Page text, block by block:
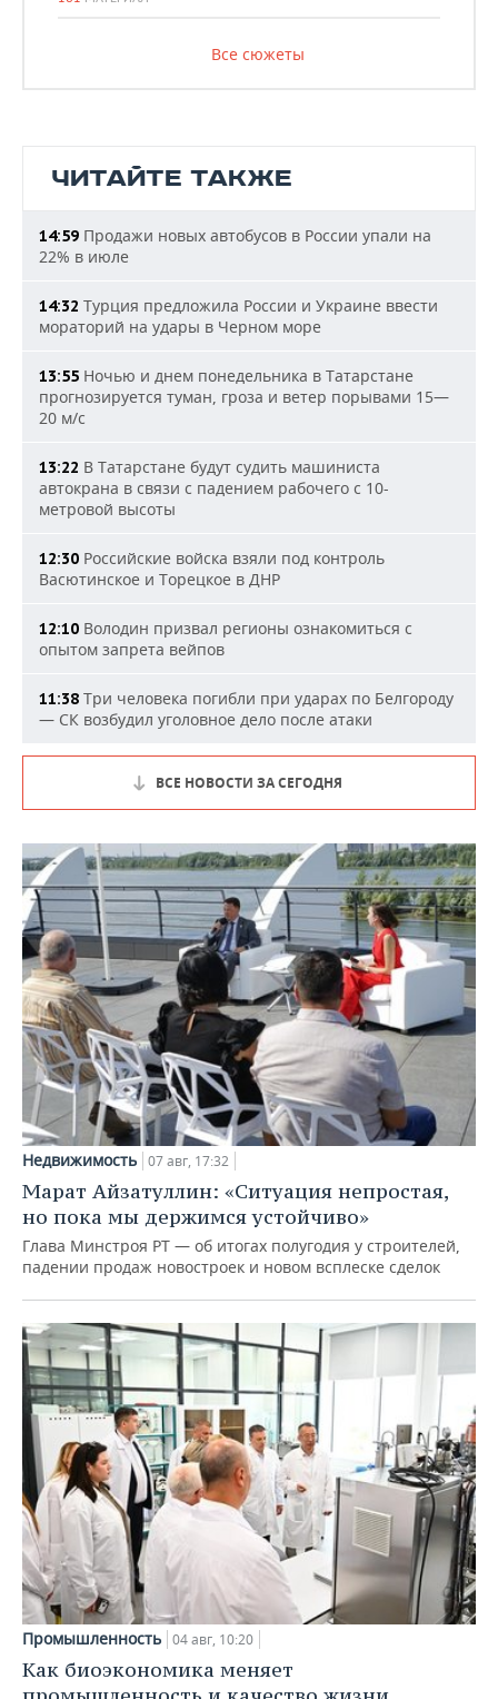
Все сюжеты
ЧИТАЙТЕ ТАКЖЕ
14:59 Продажи новых автобусов в России упали на
22% в июле
14:32 Турция предложила России и Украине ввести
мораторий на удары в Черном море
13:55 Ночью и днем понедельника в Татарстане
прогнозируется туман, гроза и ветер порывами 15—
20 м/с
13:22 В Татарстане будут судить машиниста
автокрана в связи с падением рабочего с 10-
метровой высоты
12:30 Российские войска взяли под контроль
Васютинское и Торецкое в ДНР
12:10 Володин призвал регионы ознакомиться с
опытом запрета вейпов
11:38 Три человека погибли при ударах по Белгороду
— СК возбудил уголовное дело после атаки
ВСЕ НОВОСТИ ЗА СЕГОДНЯ
Недвижимость 07 авг, 17:32
Марат Айзатуллин: «Ситуация непростая,
но пока мы держимся устойчиво»
Глава Минстроя РТ — об итогах полугодия у строителей,
падении продаж новостроек и новом всплеске сделок
Промышленность 04 авг, 10:20
Как биоэкономика меняет